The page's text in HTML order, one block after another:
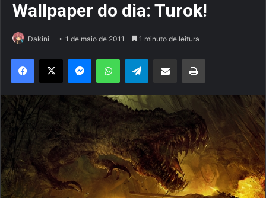
Wallpaper do dia: Turok!
Dakini 1 de maio de 2011 1 minuto de leitura